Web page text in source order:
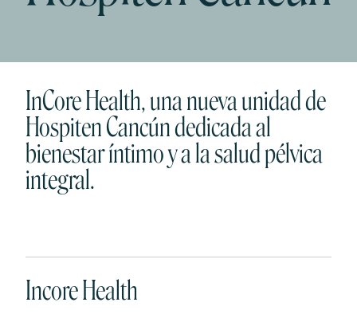
InCore Health, una nueva unidad de
Hospiten Cancún dedicada al
bienestar íntimo y a la salud pélvica
integral.
Incore Health